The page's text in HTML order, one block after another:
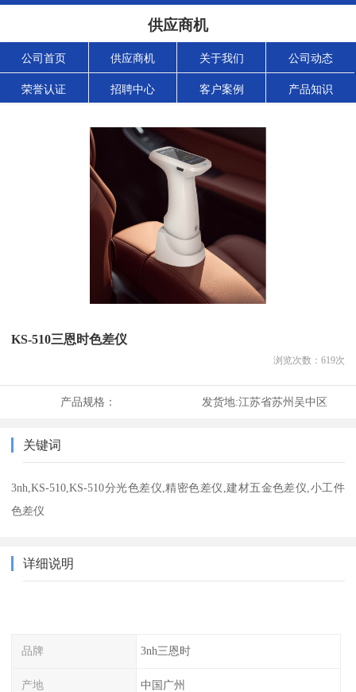
供应商机
公司首页 供应商机 关于我们 公司动态
荣誉认证 招聘中心 客户案例 产品知识
KS-510三恩时色差仪
浏览次数： 619次
产品规格： 发货地:江苏省苏州吴中区
关键词
3nh,KS-510,KS-510分光色差仪,精密色差仪,建材五金色差仪,小工件
色差仪
详细说明
品牌 3nh三恩时
产地 中国广州